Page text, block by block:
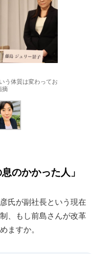
う体質は変わってお
摘
のかかった人」
氏が副社長という現在
、もし前島さんが改革
ますか。